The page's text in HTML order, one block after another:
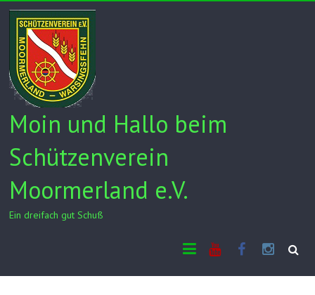
Skip
content
Moin und Hallo beim
Schützenverein
Moormerland e.V.
Ein dreifach gut Schuß